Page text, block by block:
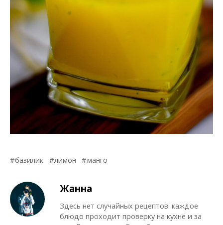
базилик лимон манго
Жанна
Здесь нет случайных рецептов: каждое
блюдо проходит проверку на кухне и за